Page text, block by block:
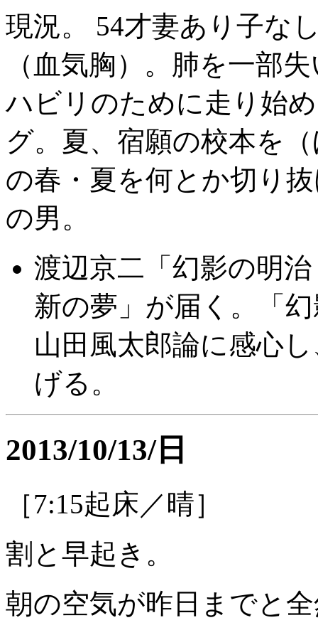
現況。 54才妻あり子な
（血気胸）。肺を一部
ハビリのために走り始
グ。夏、宿願の校本を
の春・夏を何とか切り
の男。
渡辺京二「幻影の明
新の夢」が届く。「
山田風太郎論に感心
げる。
2013/10/13/日
［7:15起床／晴］
割と早起き。
朝の空気が昨日までと